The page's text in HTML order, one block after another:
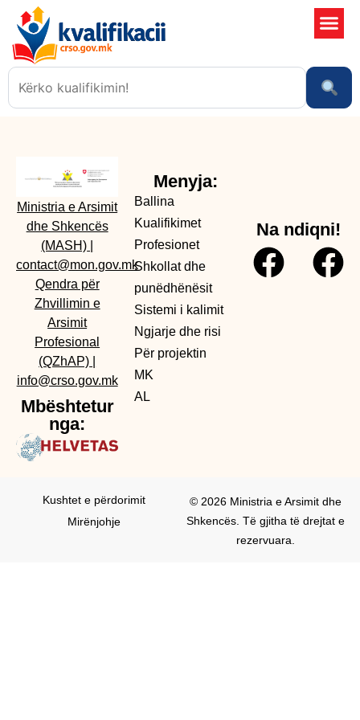
Ministria e Arsimit
dhe Shkencës
(MASH)
contact@mon.gov.mk
Qendra për
Zhvillimin e
Arsimit
Profesional
(QZhAP)
info@crso.gov.mk
Mbështetur
nga:
Menyja:
Ballina
Kualifikimet
Profesionet
Shkollat dhe
punëdhënësit
Sistemi i kalimit
Ngjarje dhe risi
Për projektin
MK
AL
Na ndiqni!
© 2026 Ministria e Arsimit dhe
Shkencës. Të gjitha të drejtat e
rezervuara.
Kushtet e përdorimit
Mirënjohje